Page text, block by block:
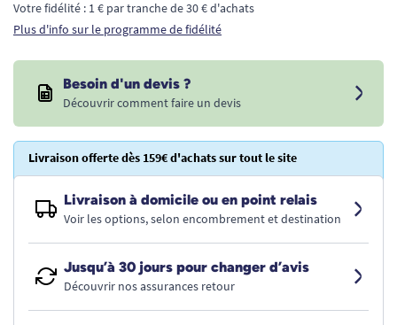
Votre fidélité : 1 € par tranche de 30 € d'achats
Plus d'info sur le programme de fidélité
Besoin d'un devis ?
Découvrir comment faire un devis
Livraison offerte dès 159€ d'achats sur tout le site
Livraison à domicile ou en point relais
Voir les options, selon encombrement et destination
Jusqu’à 30 jours pour changer d’avis
Découvrir nos assurances retour